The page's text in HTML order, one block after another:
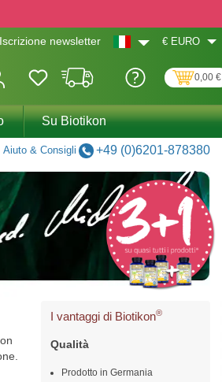
Iscrizione newsletter € EURO
0,00 €
Su Biotikon
Aiuto & Consigli +49 (0)6201-878380
I vantaggi di Biotikon®
Qualità
Prodotto in Germania